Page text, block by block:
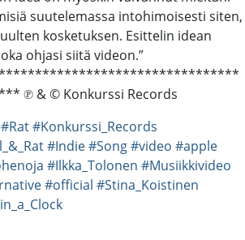
suutelemassa intohimoisesti siten,
kosketuksen. Esittelin idean
ohjasi siitä videon.”
& © Konkurssi Records
#Rat#Konkurssi_Records
#Indie#Song#video #apple
#Ilkka_Tolonen #Musiikkivideo
#official #Stina_Koistinen